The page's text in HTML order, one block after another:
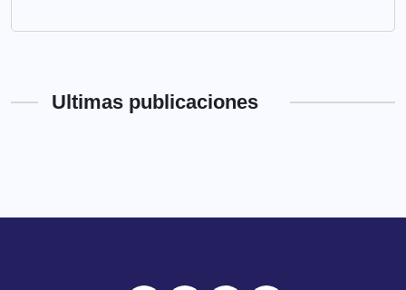
Ultimas publicaciones